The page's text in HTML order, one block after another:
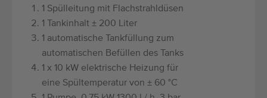
1 Spülleitung mit Flachstrahldüsen
1 Tankinhalt ± 200 Liter
1 automatische Tankfüllung zum
automatischen Befüllen des Tanks
1 x 10 kW elektrische Heizung für
eine Spültemperatur von ± 60 °C